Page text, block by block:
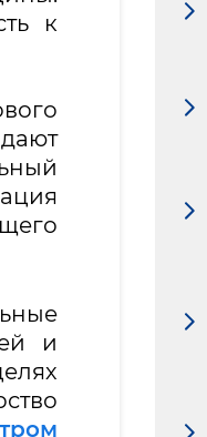
к
и